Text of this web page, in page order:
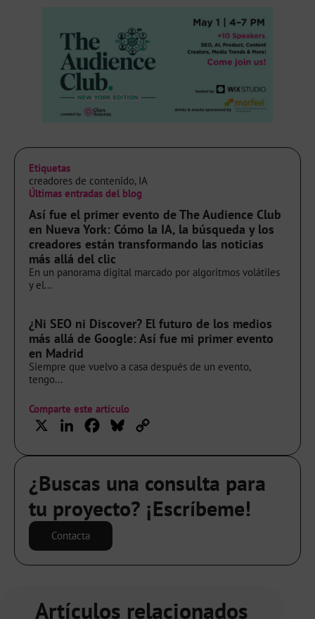
Etiquetas
creadores de contenido, IA
Últimas entradas del blog
Así fue el primer evento de The Audience Club
en Nueva York: Cómo la IA, la búsqueda y los
creadores están transformando las noticias
más allá del clic
En un panorama digital marcado por algoritmos volátiles
y el...
¿Ni SEO ni Discover? El futuro de los medios
más allá de Google: Así fue mi primer evento
en Madrid
Siempre que vuelvo a casa después de un evento,
tengo...
Comparte este artículo
LinkedInFacebook
Bluesky
¿Buscas una consulta para
tu proyecto? ¡Escríbeme!
Contacta
Artículos relacionados